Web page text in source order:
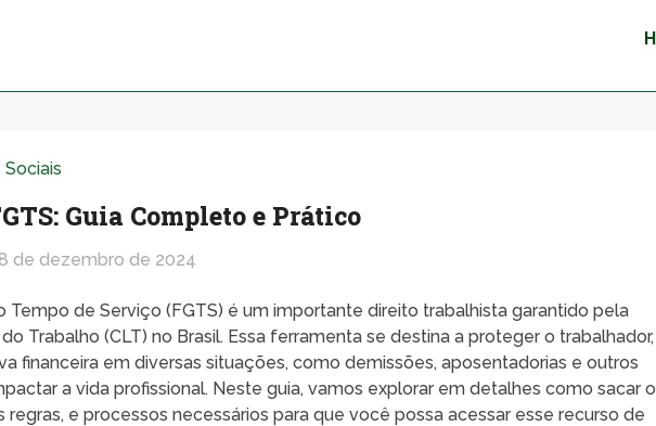
Guia Completo e Prático
de dezembro de 2024
Tempo de Serviço (FGTS) é um importante direito trabalhista garantido pela
Trabalho (CLT) no Brasil. Essa ferramenta se destina a proteger o trabalhador,
financeira em diversas situações, como demissões, aposentadorias e outros
a vida profissional. Neste guia, vamos explorar em detalhes como sacar o
regras, e processos necessários para que você possa acessar esse recurso de